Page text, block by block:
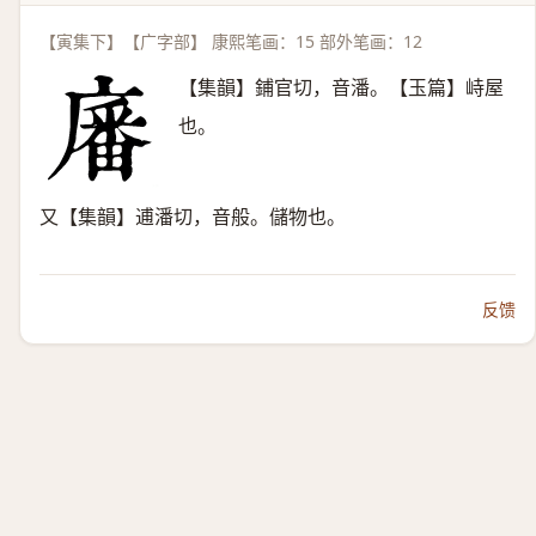
【寅集下】【广字部】 康熙笔画：15 部外笔画：12
【集韻】鋪官切，音潘。【玉篇】峙屋
也。
又【集韻】逋潘切，音般。儲物也。
反馈